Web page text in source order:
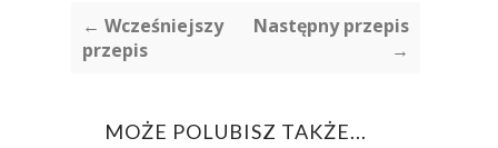
← Wcześniejszy
przepis
Następny przepis
→
MOŻE POLUBISZ TAKŻE...